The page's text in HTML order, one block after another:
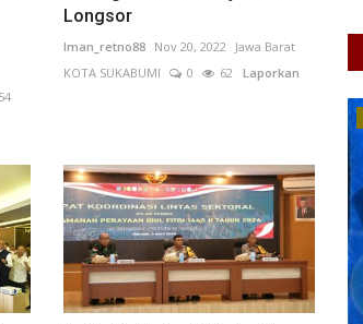
54
Longsor
Iman_retno88 Nov 20, 2022
Jawa Barat
KOTA SUKABUMI
0 62 Laporkan